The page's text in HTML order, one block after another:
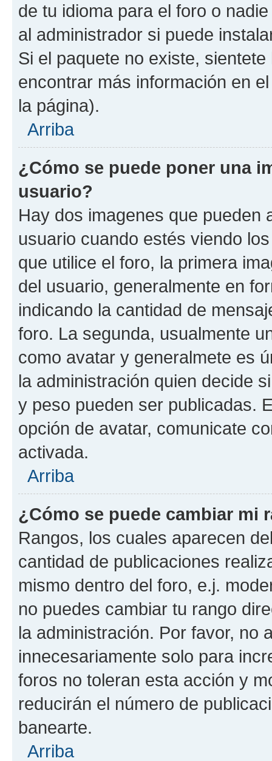
de tu idioma para el foro o
al administrador si puede
Si el paquete no existe,
encontrar más información en
la página).
Arriba
¿Cómo se puede poner una
usuario?
Hay dos imagenes que pueden
usuario cuando estés viendo
que utilice el foro, la primera
del usuario, generalmente en
indicando la cantidad de
foro. La segunda, usualmente
como avatar y generalmete es
la administración quien decide
y peso pueden ser publicadas.
opción de avatar, comunicate
activada.
Arriba
¿Cómo se puede cambiar mi
Rangos, los cuales aparecen
cantidad de publicaciones
mismo dentro del foro, e.j.
no puedes cambiar tu rango
la administración. Por favor, no
innecesariamente solo para
foros no toleran esta acción y
reducirán el número de
banearte.
Arriba